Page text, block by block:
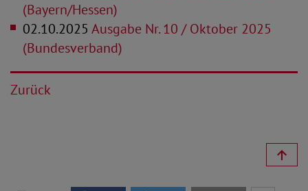
(Bayern/Hessen)
02.10.2025 Ausgabe Nr. 10 / Oktober 2025
(Bundesverband)
Zurück